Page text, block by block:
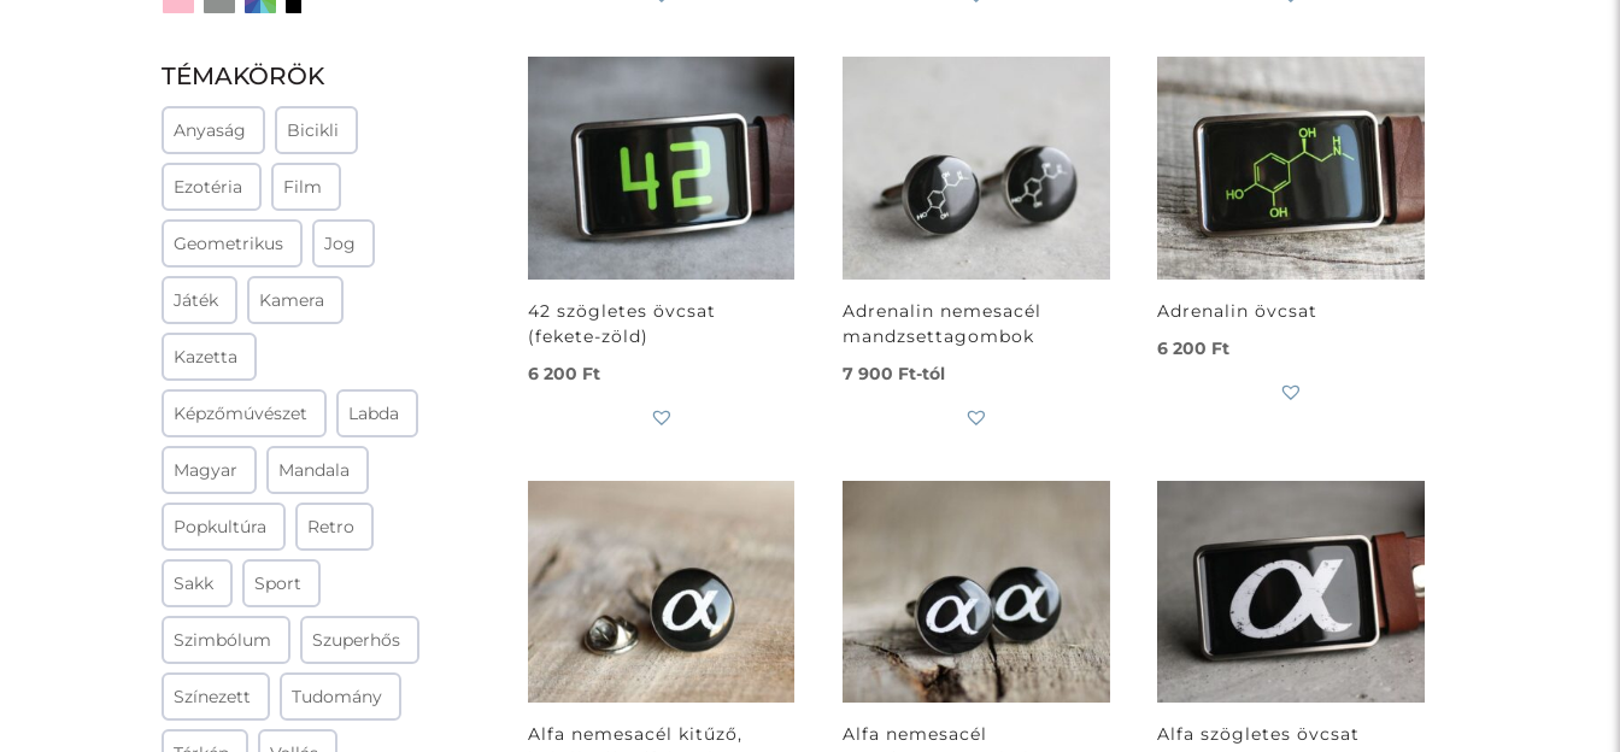
TÉMAKÖRÖK
Anyaság Bicikli
Ezotéria Film
Geometrikus Jog
Játék Kamera
Kazetta
Képzőmúvészet Labda
Magyar Mandala
Popkultúra Retro
Sakk Sport
Szimbólum Szuperhős
Színezett Tudomány
42 szögletes övcsat
(fekete-zöld)
6 200 Ft
Adrenalin nemesacél
mandzsettagombok
7 900 Ft-tól
Adrenalin övcsat
6 200 Ft
Alfa nemesacél kitűző,
Alfa nemesacél
Alfa szögletes övcsat